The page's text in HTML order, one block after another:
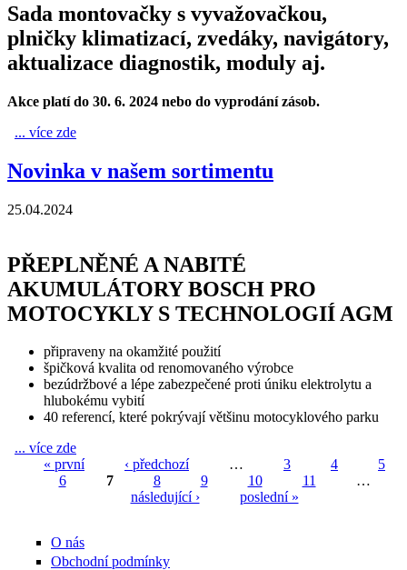
Sada montovačky s vyvažovačkou,
plničky klimatizací, zvedáky, navigátory,
aktualizace diagnostik, moduly aj.
Akce platí do 30. 6. 2024 nebo do vyprodání zásob.
... více zde
Novinka v našem sortimentu
25.04.2024
PŘEPLNĚNÉ A NABITÉ
AKUMULÁTORY BOSCH PRO
MOTOCYKLY S TECHNOLOGIÍ AGM
připraveny na okamžité použití
špičková kvalita od renomovaného výrobce
bezúdržbové a lépe zabezpečené proti úniku elektrolytu a
hlubokému vybití
40 referencí, které pokrývají většinu motocyklového parku
... více zde
Stránky
« první ‹ předchozí … 3 4
5
6
7 8 9 10 11
…
následující ›
poslední »
O nás
Obchodní podmínky